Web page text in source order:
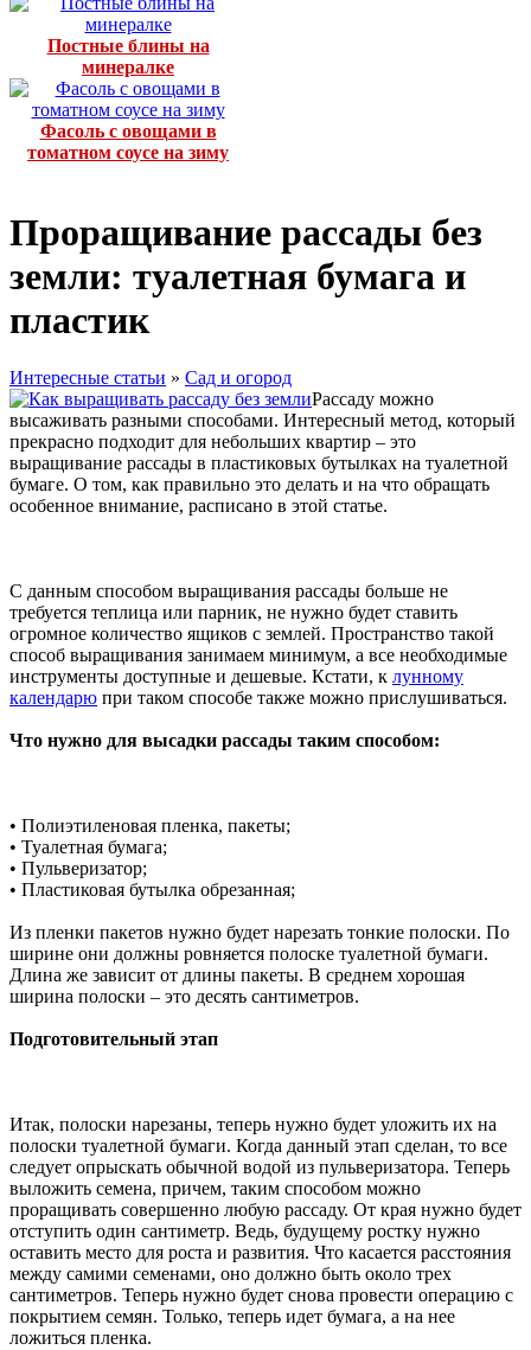
Постные блины на
минералке
Фасоль с овощами в
томатном соусе на зиму
Проращивание рассады без
земли: туалетная бумага и
пластик
Интересные статьи » Сад и огород
Рассаду можно
высаживать разными способами. Интересный метод, который
прекрасно подходит для небольших квартир – это
выращивание рассады в пластиковых бутылках на туалетной
бумаге. О том, как правильно это делать и на что обращать
особенное внимание, расписано в этой статье.
С данным способом выращивания рассады больше не
требуется теплица или парник, не нужно будет ставить
огромное количество ящиков с землей. Пространство такой
способ выращивания занимаем минимум, а все необходимые
инструменты доступные и дешевые. Кстати, к лунному
календарю при таком способе также можно прислушиваться.
Что нужно для высадки рассады таким способом:
• Полиэтиленовая пленка, пакеты;
• Туалетная бумага;
• Пульверизатор;
• Пластиковая бутылка обрезанная;
Из пленки пакетов нужно будет нарезать тонкие полоски. По
ширине они должны ровняется полоске туалетной бумаги.
Длина же зависит от длины пакеты. В среднем хорошая
ширина полоски – это десять сантиметров.
Подготовительный этап
Итак, полоски нарезаны, теперь нужно будет уложить их на
полоски туалетной бумаги. Когда данный этап сделан, то все
следует опрыскать обычной водой из пульверизатора. Теперь
выложить семена, причем, таким способом можно
проращивать совершенно любую рассаду. От края нужно будет
отступить один сантиметр. Ведь, будущему ростку нужно
оставить место для роста и развития. Что касается расстояния
между самими семенами, оно должно быть около трех
сантиметров. Теперь нужно будет снова провести операцию с
покрытием семян. Только, теперь идет бумага, а на нее
ложиться пленка.